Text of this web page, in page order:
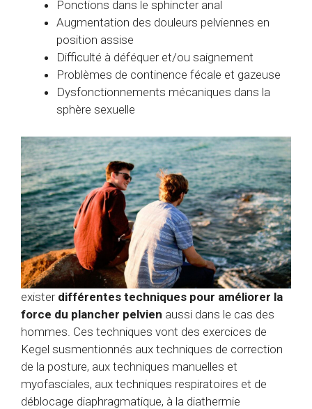
Ponctions dans le sphincter anal
Augmentation des douleurs pelviennes en
position assise
Difficulté à déféquer et/ou saignement
Problèmes de continence fécale et gazeuse
Dysfonctionnements mécaniques dans la
sphère sexuelle
exister différentes techniques pour améliorer la
force du plancher pelvien aussi dans le cas des
hommes. Ces techniques vont des exercices de
Kegel susmentionnés aux techniques de correction
de la posture, aux techniques manuelles et
myofasciales, aux techniques respiratoires et de
déblocage diaphragmatique, à la diathermie